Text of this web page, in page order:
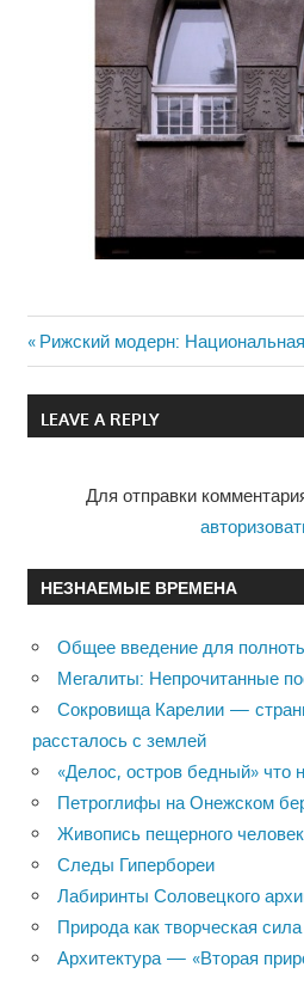
Навигация
по
Previous
Post:
Рижский модерн:
LEAVE A REPLY
Для отправки
НЕЗНАЕМЫЕ ВРЕМЕНА
Общее введение для
Мегалиты: Непрочитанные
Сокровища Карелии —
рассталось с землей
«Делос, остров бедный» что
Петроглифы на Онежском
Живопись пещерного
Следы Гипербореи
Лабиринты Соловецкого
Природа как творческая сила
Архитектура — «Вторая